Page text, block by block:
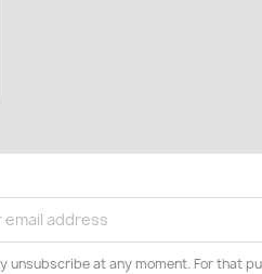
unsubscribe at any moment. For that